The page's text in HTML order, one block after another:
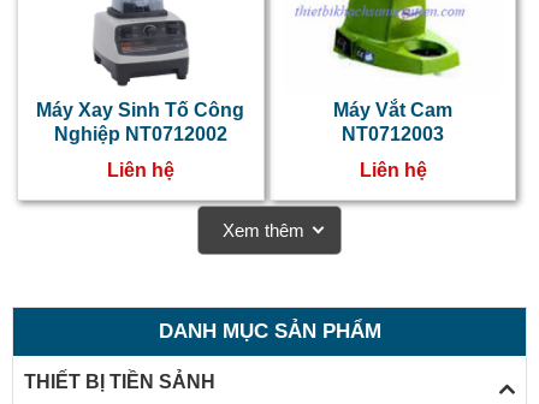
Máy Xay Sinh Tố Công
Nghiệp NT0712002
Liên hệ
Máy Vắt Cam
NT0712003
Liên hệ
Xem thêm
DANH MỤC SẢN PHẨM
THIẾT BỊ TIỀN SẢNH